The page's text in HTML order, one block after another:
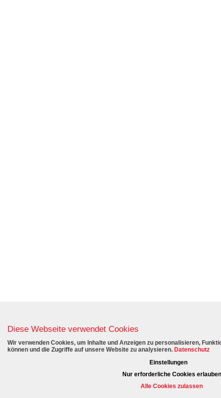
Diese Webseite verwendet Cookies
Wir verwenden Cookies, um Inhalte und Anzeigen zu personalisieren,
können und die Zugriffe auf unsere Website zu analysieren. Datenschutz
Einstellungen
Nur erforderliche Cookies erlauben
Alle Cookies zulassen